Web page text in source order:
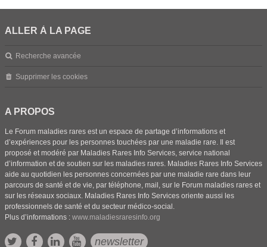
ALLER À LA PAGE
Recherche avancée
Supprimer les cookies
A PROPOS
Le Forum maladies rares est un espace de partage d’informations et
d’expériences pour les personnes touchées par une maladie rare. Il est
proposé et modéré par Maladies Rares Info Services, service national
d’information et de soutien sur les maladies rares. Maladies Rares Info Services
aide au quotidien les personnes concernées par une maladie rare dans leur
parcours de santé et de vie, par téléphone, mail, sur le Forum maladies rares et
sur les réseaux sociaux. Maladies Rares Info Services oriente aussi les
professionnels de santé et du secteur médico-social.
Plus d’informations : www.maladiesraresinfo.org
newsletter